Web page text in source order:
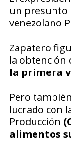
un presunto
venezolano
Zapatero
la obtención
la primera
Pero
lucrado con
Producción
alimentos